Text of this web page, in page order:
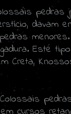
pedras
davam
Este
Creta,